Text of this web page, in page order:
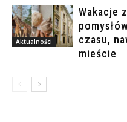
Aktualności
Wakacje
czasu,
mieście